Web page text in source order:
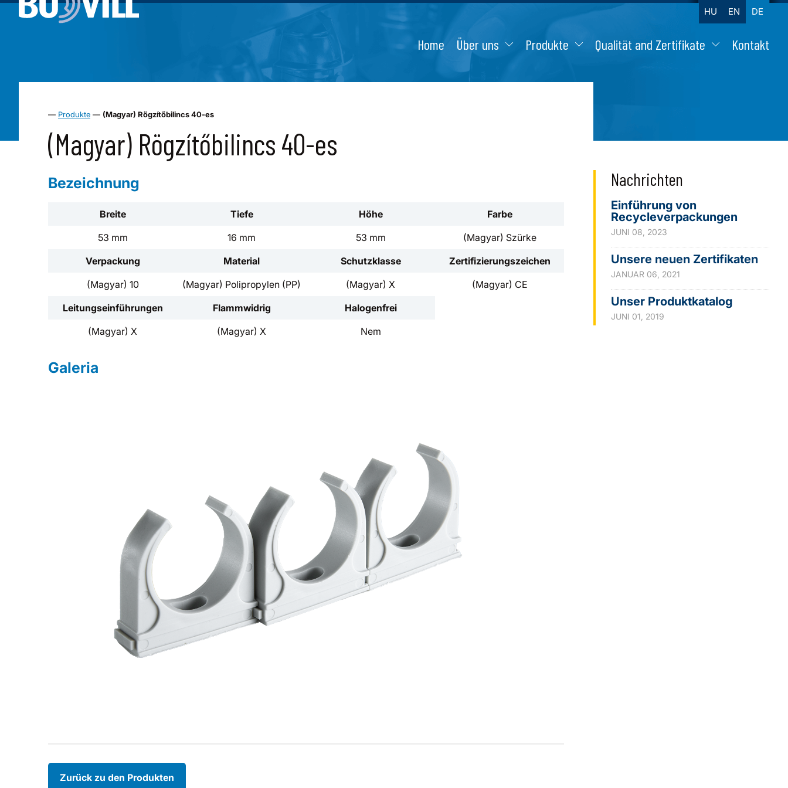
Home Über uns Produkte Qualität and Zertifikate Kontakt
HU EN DE
— Produkte — (Magyar) Rögzítőbilincs 40-es
(Magyar) Rögzítőbilincs 40-es
Bezeichnung
Breite
53 mm
Tiefe
16 mm
Höhe
53 mm
Farbe
(Magyar) Szürke
Verpackung
(Magyar) 10
Material
(Magyar) Polipropylen (PP)
Schutzklasse
(Magyar) X
Zertifizierungszeichen
(Magyar) CE
Leitungseinführungen
(Magyar) X
Flammwidrig
(Magyar) X
Halogenfrei
Nem
Galeria
Zurück zu den Produkten
Nachrichten
Einführung von
Recycleverpackungen
JUNI 08, 2023
Unsere neuen Zertifikaten
JANUAR 06, 2021
Unser Produktkatalog
JUNI 01, 2019